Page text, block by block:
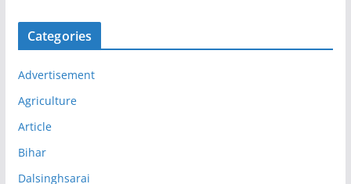
Categories
Advertisement
Agriculture
Article
Bihar
Dalsinghsarai